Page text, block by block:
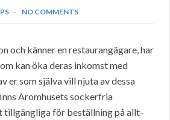
NO COMMENTS
och känner en restaurangägare, har
kan öka deras inkomst med
er som själva vill njuta av dessa
Aromhusets sockerfria
för beställning på allt-